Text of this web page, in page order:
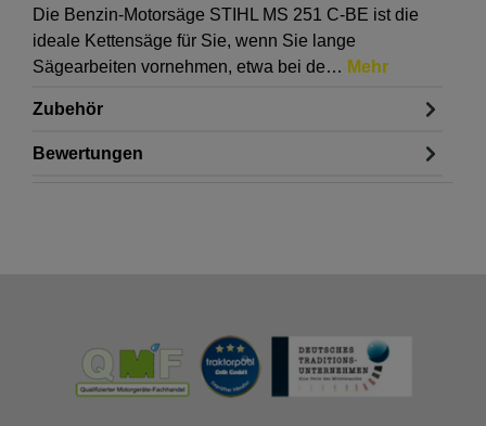
Die Benzin-Motorsäge STIHL MS 251 C-BE ist die
ideale Kettensäge für Sie, wenn Sie lange
Sägearbeiten vornehmen, etwa bei de… Mehr
Zubehör
Bewertungen